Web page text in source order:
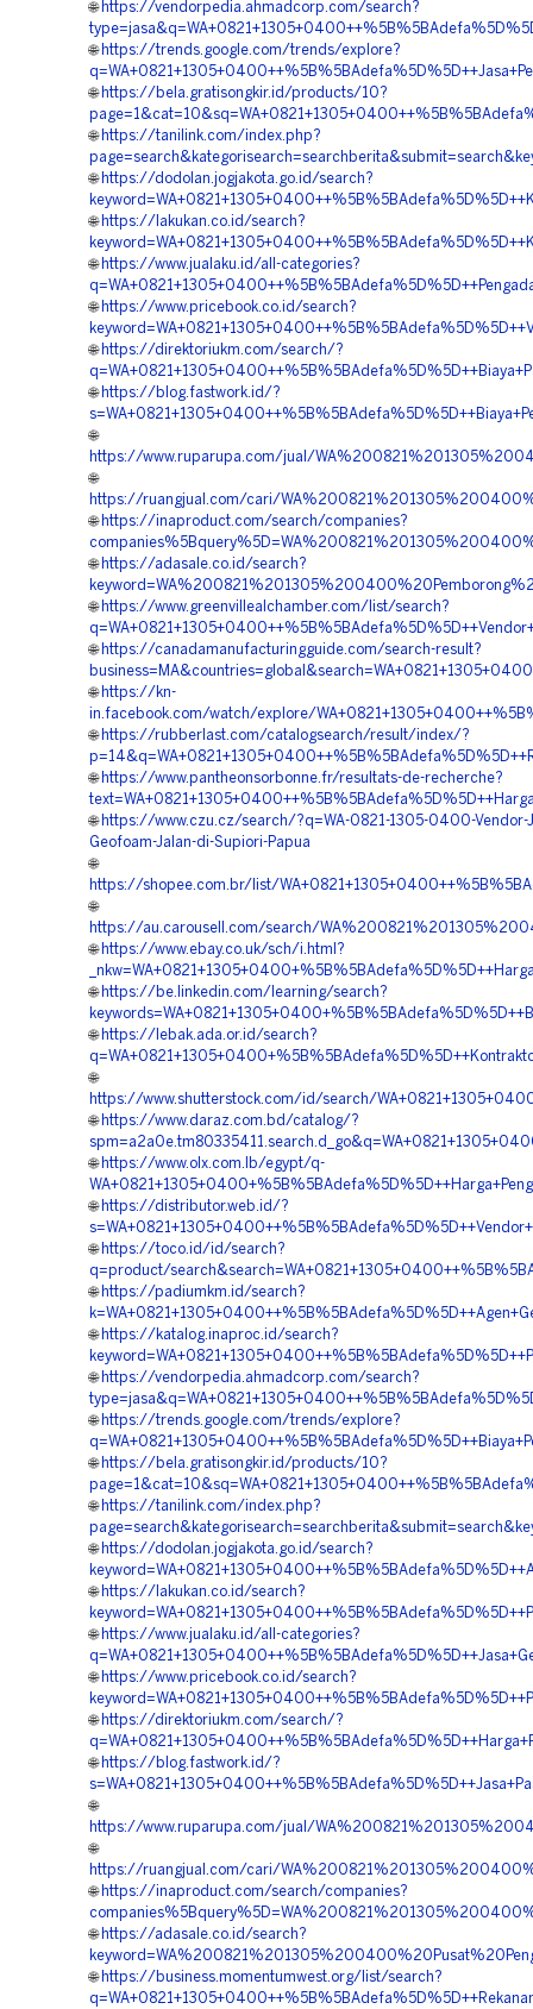
🌐 https://vendorpedia.ahmadcorp.com/search?
🌐 https://trends.google.com/trends/explore?
🌐 https://bela.gratisongkir.id/products/10?
🌐 https://tanilink.com/index.php?
🌐 https://dodolan.jogjakota.go.id/search?
🌐 https://lakukan.co.id/search?
🌐 https://www.jualaku.id/all-categories?
🌐 https://www.pricebook.co.id/search?
🌐 https://direktoriukm.com/search/?
🌐 https://blog.fastwork.id/?
🌐
https://www.ruparupa.com/jual/
🌐
https://ruangjual.com/cari/
🌐 https://inaproduct.com/search/companies?
🌐 https://adasale.co.id/search?
🌐 https://www.greenvillealchamber.com/list/search?
🌐 https://canadamanufacturingguide.com/search-result?
🌐 https://kn-
in.facebook.com/watch/explore/
🌐 https://rubberlast.com/catalogsearch/result/index/?
🌐 https://www.pantheonsorbonne.fr/resultats-de-recherche?
🌐 https://www.czu.cz/search/?q=WA-0821-1305-0400-Vendor-
Geofoam-Jalan-di-Supiori-Papua
🌐
https://shopee.com.br/list/
🌐
https://au.carousell.com/search/
🌐 https://www.ebay.co.uk/sch/i.html?
🌐 https://be.linkedin.com/learning/search?
🌐 https://lebak.ada.or.id/search?
🌐
https://www.shutterstock.com/id/search/
🌐 https://www.daraz.com.bd/catalog/?
🌐 https://www.olx.com.lb/egypt/q-
🌐 https://distributor.web.id/?
🌐 https://toco.id/id/search?
q=product/
🌐 https://padiumkm.id/search?
🌐 https://katalog.inaproc.id/search?
🌐 https://vendorpedia.ahmadcorp.com/search?
🌐 https://trends.google.com/trends/explore?
🌐 https://bela.gratisongkir.id/products/10?
🌐 https://tanilink.com/index.php?
🌐 https://dodolan.jogjakota.go.id/search?
🌐 https://lakukan.co.id/search?
🌐 https://www.jualaku.id/all-categories?
🌐 https://www.pricebook.co.id/search?
🌐 https://direktoriukm.com/search/?
🌐 https://blog.fastwork.id/?
🌐
https://www.ruparupa.com/jual/
🌐
https://ruangjual.com/cari/
🌐 https://inaproduct.com/search/companies?
🌐 https://adasale.co.id/search?
🌐 https://business.momentumwest.org/list/search?